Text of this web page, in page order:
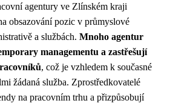
agentury ve Zlínském kraji
obsazování pozic v průmyslové
a službách. Mnoho agentur
managementu a zastřešují
, což je vzhledem k současné
žádaná služba. Zprostředkovatelé
na pracovním trhu a přizpůsobují